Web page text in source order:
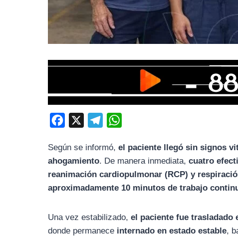
c
e
b
l
e
g
a
t
s
Según se informó,el paciente llegó sin signos
ahogamiento. De manera inmediata,cuatro
reanimación cardiopulmonar (RCP) y
aproximadamente 10 minutos de trabajo
Una vez estabilizado,el paciente fue trasladado
donde permanece internado en estado estable,